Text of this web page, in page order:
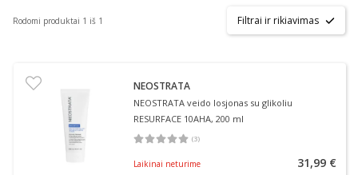
Rodomi produktai 1 iš 1 Filtrai ir rikiavimas
NEOSTRATA
NEOSTRATA veido losjonas su glikoliu
RESURFACE 10AHA, 200 ml
(3)
Vidutinis įvertinimas 5.00
Laikinai neturime 31,99 €